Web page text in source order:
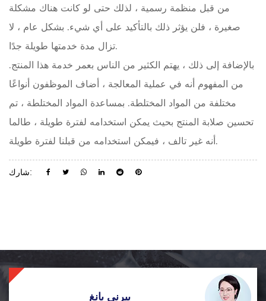
من قبل منظمة رسمية ، لذلك حتى لو كانت هناك مشكلة
صغيرة ، فلن يؤثر ذلك بالتأكيد على أي شيء. بشكل عام ، لا
تزال مدة خدمتها طويلة جدًا.
بالإضافة إلى ذلك ، يهتم الكثير من الناس بعمر خدمة هذا المنتج.
من المفهوم أنه في عملية المعالجة ، أضاف الموظفون أنواعًا
مختلفة من المواد المختلطة. بمساعدة المواد المختلطة ، تم
تحسين صلابة المنتج بحيث يمكن استخدامه لفترة طويلة ، طالما
أنه غير تالف ، فيمكن استخدامه من قبلنا لفترة طويلة.
شارك:
ييرني يانغ